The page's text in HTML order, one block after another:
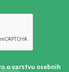
o varstvu osebnih